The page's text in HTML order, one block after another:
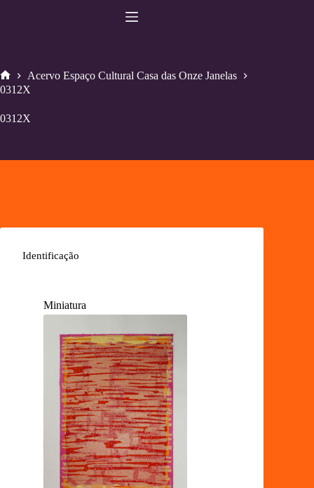
Home
Acervo Espaço Cultural Casa das Onze Janelas
0312X
0312X
Identificação
Miniatura